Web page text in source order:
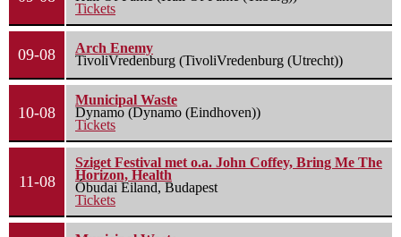
Tickets
09-08
Arch Enemy
TivoliVredenburg (TivoliVredenburg (Utrecht))
10-08
Municipal Waste
Dynamo (Dynamo (Eindhoven))
Tickets
11-08
Sziget Festival met o.a. John Coffey, Bring Me The
Horizon, Health
Óbudai Eiland, Budapest
Tickets